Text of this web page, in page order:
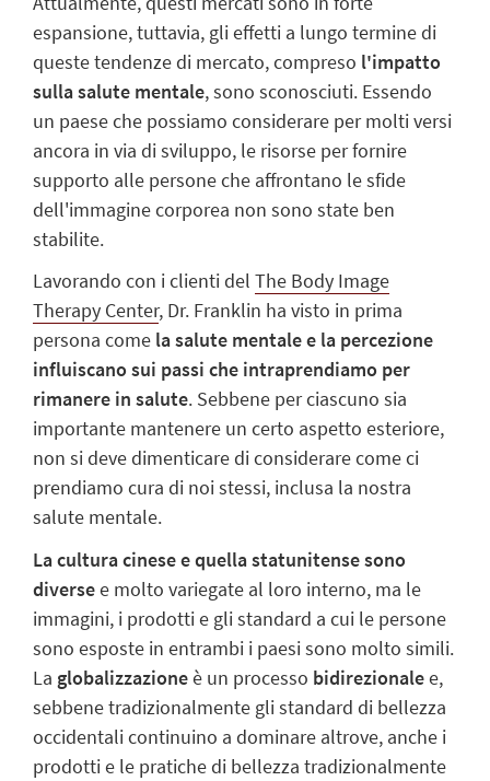
espansione, tuttavia, gli effetti a lungo termine di
queste tendenze di mercato, compreso l'impatto
sulla salute mentale,sono sconosciuti. Essendo
un paese che possiamo considerare per molti versi
ancora in via di sviluppo, le risorse per fornire
supporto alle persone che affrontano le sfide
dell'immagine corporea non sono state ben
stabilite.
Lavorando con i clienti del The Body Image
Therapy Center, Dr. Franklin ha visto in prima
persona come la salute mentale e la percezione
influiscano sui passi che intraprendiamo per
rimanere in salute. Sebbene per ciascuno sia
importante mantenere un certo aspetto esteriore,
non si deve dimenticare di considerarecomeci
prendiamo cura di noi stessi, inclusa la nostra
salute mentale.
La cultura cinese e quella statunitense sono
diversee molto variegate al loro interno, ma le
immagini, i prodotti e gli standard a cui le persone
sono esposte in entrambi i paesi sono molto simili.
La globalizzazioneè un processo bidirezionalee,
sebbene tradizionalmente gli standard di bellezza
occidentali continuino a dominare altrove, anche i
prodotti e le pratiche di bellezza tradizionalmente